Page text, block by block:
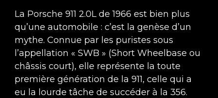
La Porsche 911 2.0L de 1966 est bien plus
qu’une automobile : c’est la genèse d’un
mythe. Connue par les puristes sous
l’appellation « SWB » (Short Wheelbase ou
châssis court), elle représente la toute
première génération de la 911, celle qui a
eu la lourde tâche de succéder à la 356.